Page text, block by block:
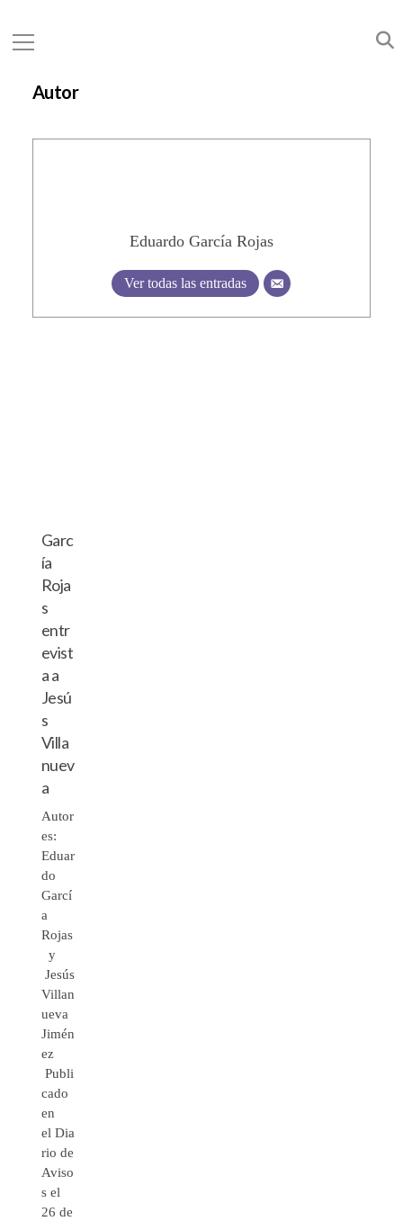
Autor
Eduardo García Rojas
Ver todas las entradas
Garc
ía
Roja
s
entr
evist
a a
Jesú
s
Villa
nuev
a
Autor
es:
Eduar
do
Garcí
a
Rojas
y
Jesús
Villan
ueva
Jimén
ez
Publi
cado
en
el Dia
rio de
Aviso
s el
26 de